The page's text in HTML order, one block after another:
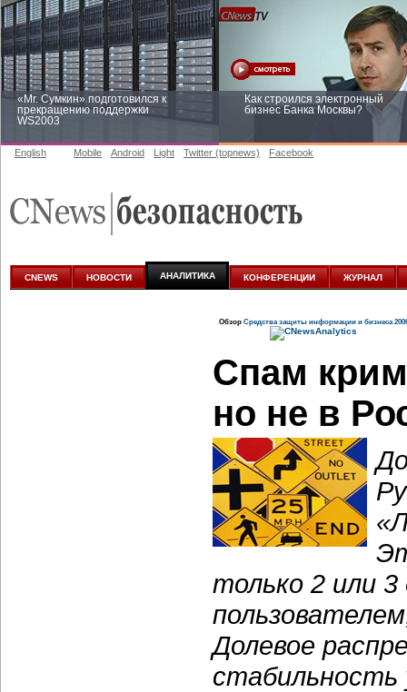
«Mr. Сумкин» подготовился к
прекращению поддержки
WS2003
Как строился электронный
бизнес Банка Москвы?
аналитике
English Mobile Android Light Twitter (topnews) Facebook
CNEWS НОВОСТИ АНАЛИТИКА КОНФЕРЕНЦИИ ЖУРНАЛ
Обзор Средства защиты информации и бизнеса
Спам
но не в
только 2 или
Долевое
стабильность